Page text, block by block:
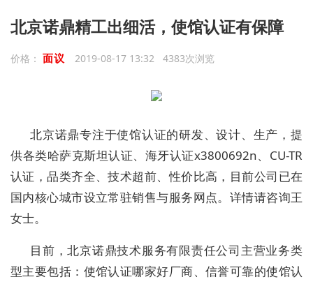
北京诺鼎精工出细活，使馆认证有保障
价格： 面议 2019-08-17 13:32 4383次浏览
北京诺鼎专注于使馆认证的研发、设计、生产，提
供各类哈萨克斯坦认证、海牙认证x3800692n、CU-TR
认证，品类齐全、技术超前、性价比高，目前公司已在
国内核心城市设立常驻销售与服务网点。详情请咨询王
女士。
目前，北京诺鼎技术服务有限责任公司主营业务类
型主要包括：使馆认证哪家好厂商、信誉可靠的使馆认